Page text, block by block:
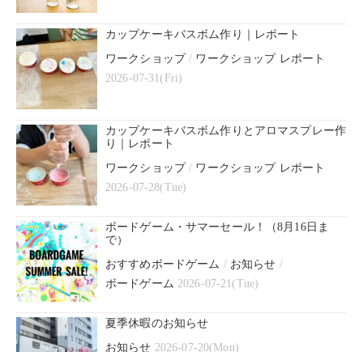
カップケーキバスボム作り｜レポート
ワークショップ/ ワークショップ レポート
2026-07-31(Fri)
カップケーキバスボム作りとアロマスプレー作
り｜レポート
ワークショップ/ ワークショップ レポート
2026-07-28(Tue)
ボードゲーム・サマーセール！（8月16日ま
で）
おすすめボードゲーム / お知らせ /
ボードゲーム 2026-07-21(Tue)
夏季休暇のお知らせ
お知らせ 2026-07-20(Mon)